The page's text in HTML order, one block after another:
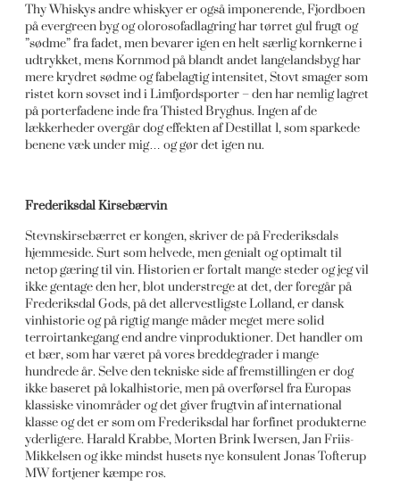
Thy Whiskys andre whiskyer er også imponerende, Fjordboen
på evergreen byg og olorosofadlagring har tørret gul frugt og
”sødme” fra fadet, men bevarer igen en helt særlig kornkerne i
udtrykket, mens Kornmod på blandt andet langelandsbyg har
mere krydret sødme og fabelagtig intensitet, Stovt smager som
ristet korn sovset ind i Limfjordsporter – den har nemlig lagret
på porterfadene inde fra Thisted Bryghus. Ingen af de
lækkerheder overgår dog effekten af Destillat 1, som sparkede
benene væk under mig… og gør det igen nu.
Frederiksdal Kirsebærvin
Stevnskirsebærret er kongen, skriver de på Frederiksdals
hjemmeside. Surt som helvede, men genialt og optimalt til
netop gæring til vin. Historien er fortalt mange steder og jeg vil
ikke gentage den her, blot understrege at det, der foregår på
Frederiksdal Gods, på det allervestligste Lolland, er dansk
vinhistorie og på rigtig mange måder meget mere solid
terroirtankegang end andre vinproduktioner. Det handler om
et bær, som har været på vores breddegrader i mange
hundrede år. Selve den tekniske side af fremstillingen er dog
ikke baseret på lokalhistorie, men på overførsel fra Europas
klassiske vinområder og det giver frugtvin af international
klasse og det er som om Frederiksdal har forfinet produkterne
yderligere. Harald Krabbe, Morten Brink Iwersen, Jan Friis-
Mikkelsen og ikke mindst husets nye konsulent Jonas Tofterup
MW fortjener kæmpe ros.